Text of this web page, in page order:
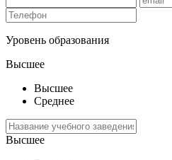
Уровень образования
Высшее
Высшее
Среднее
Высшее